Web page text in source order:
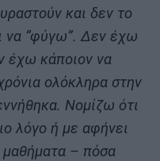
και δεν το
να “φύγω”. Δεν έχω
έχω κάποιον να
ολόκληρα στην
Νομίζω ότι
λόγο ή με αφήνει
– πόσα